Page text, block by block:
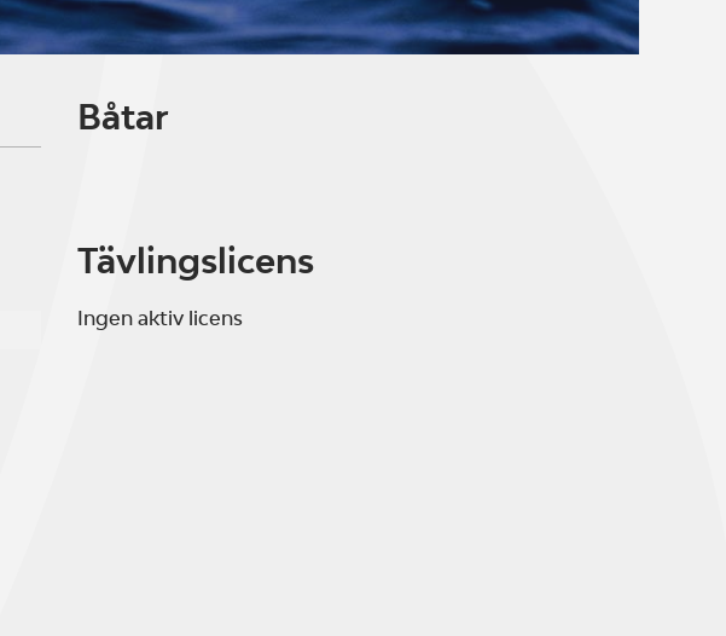
Båtar
Tävlingslicens
Ingen aktiv licens